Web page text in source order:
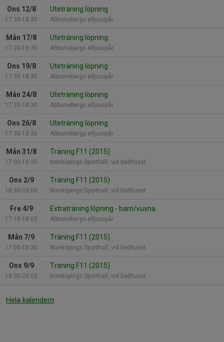
Ons 12/8
17:30-18:30
Uteträning löpning
Abborrebergs elljusspår
Mån 17/8
17:30-18:30
Uteträning löpning
Abborrebergs elljusspår
Ons 19/8
17:30-18:30
Uteträning löpning
Abborrebergs elljusspår
Mån 24/8
17:30-18:30
Uteträning löpning
Abborrebergs elljusspår
Ons 26/8
17:30-18:30
Uteträning löpning
Abborrebergs elljusspår
Mån 31/8
17:00-18:30
Träning F11 (2015)
Norrköpings Sporthall, vid badhuset
Ons 2/9
18:30-20:00
Träning F11 (2015)
Norrköpings Sporthall, vid badhuset
Fre 4/9
17:15-18:00
Extraträning löpning - barn/vuxna
Abborrebergs elljusspår
Mån 7/9
17:00-18:30
Träning F11 (2015)
Norrköpings Sporthall, vid badhuset
Ons 9/9
18:30-20:00
Träning F11 (2015)
Norrköpings Sporthall, vid badhuset
Hela kalendern